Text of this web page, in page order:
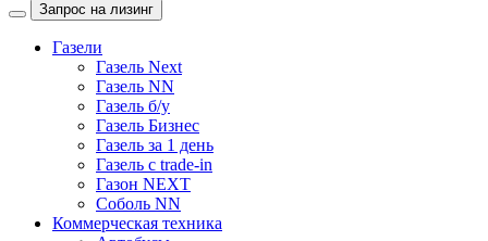
Запрос на лизинг
Газели
Газель Next
Газель NN
Газель б/у
Газель Бизнес
Газель за 1 день
Газель с trade-in
Газон NEXT
Соболь NN
Коммерческая техника